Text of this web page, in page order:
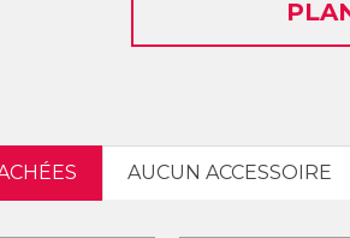
AUCUN ACCESSOIRE